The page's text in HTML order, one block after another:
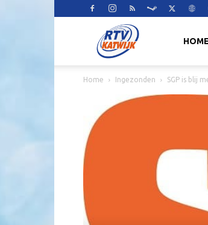
HOME
Home Ingezonden SGP is blij